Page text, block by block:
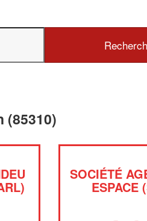
(85310)
SOCIÉTÉ
ESPACE
✕